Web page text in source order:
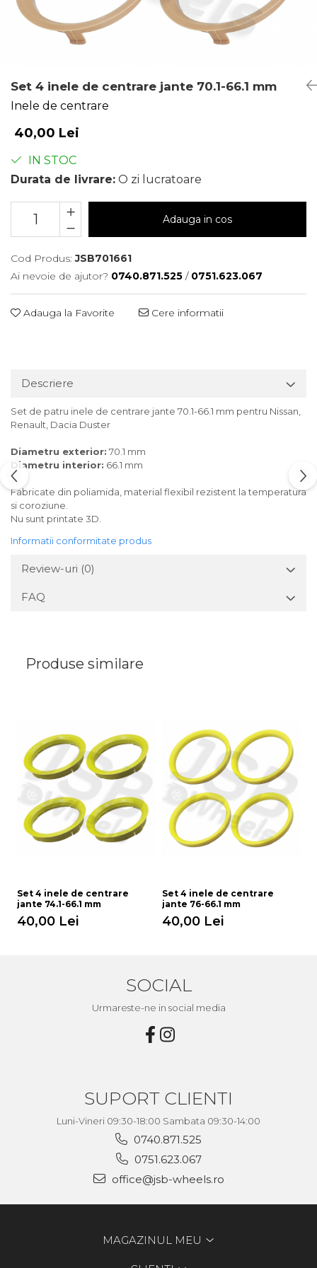
Set 4 inele de centrare jante 70.1-66.1 mm
Inele de centrare
40,00 Lei
IN STOC
Durata de livrare: O zi lucratoare
Adauga in cos
Cod Produs: JSB701661
Ai nevoie de ajutor? 0740.871.525 / 0751.623.067
Adauga la Favorite Cere informatii
Descriere
Set de patru inele de centrare jante 70.1-66.1 mm pentru Nissan,
Renault, Dacia Duster
Diametru exterior: 70.1 mm
Diametru interior: 66.1 mm
Fabricate din poliamida, material flexibil rezistent la temperatura
si coroziune.
Nu sunt printate 3D.
Informatii conformitate produs
Review-uri (0)
FAQ
Produse similare
Set 4 inele de centrare
jante 74.1-66.1 mm
40,00 Lei
Set 4 inele de centrare
jante 76-66.1 mm
40,00 Lei
SOCIAL
Urmareste-ne in social media
SUPORT CLIENTI
Luni-Vineri 09:30-18:00 Sambata 09:30-14:00
0740.871.525
0751.623.067
office@jsb-wheels.ro
MAGAZINUL MEU